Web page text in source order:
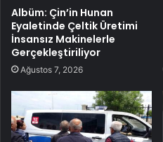
Albüm: Çin’in Hunan
Eyaletinde Çeltik Üretimi
İnsansız Makinelerle
Gerçekleştiriliyor
Ağustos 7, 2026